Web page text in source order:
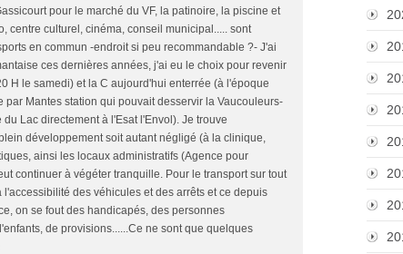
pour le marché du VF, la patinoire, la piscine et
centre culturel, cinéma, conseil municipal..... sont
en commun -endroit si peu recommandable ?- J'ai
ces dernières années, j'ai eu le choix pour revenir
H le samedi) et la C aujourd'hui enterrée (à l'époque
Mantes station qui pouvait desservir la Vaucouleurs-
Lac directement à l'Esat l'Envol). Je trouve
développement soit autant négligé (à la clinique,
ainsi les locaux administratifs (Agence pour
continuer à végéter tranquille. Pour le transport sur tout
des véhicules et des arrêts et ce depuis
on se fout des handicapés, des personnes
de provisions......Ce ne sont que quelques